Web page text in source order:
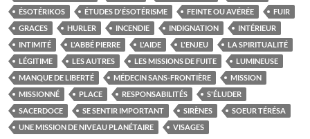
ÉSOTÉRIKOS
ÉTUDES D'ÉSOTÉRISME FEINTE OU AVÉRÉE
FUIR
GRACES
HURLER INCENDIE INDIGNATION
INTÉRIEUR
INTIMITÉ
L'ABBÉ PIERRE L'AIDE L'ENJEU
LA SPIRITUALITÉ
LÉGITIME
LES AUTRES LES MISSIONS DE FUITE
LUMINEUSE
MANQUE DE LIBERTÉ
MÉDECIN SANS-FRONTIÈRE
MISSION
MISSIONNÉ
PLACE RESPONSABILITÉS
S'ÉLUDER
SACERDOCE
SE SENTIR IMPORTANT SIRÈNES
SOEUR TÉRÉSA
UNE MISSION DE NIVEAU PLANÉTAIRE
VISAGES